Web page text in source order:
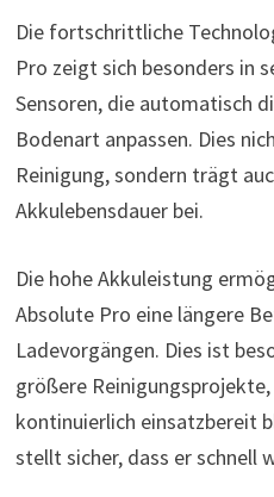
Die fortschrittliche
Pro zeigt sich besonders in
Sensoren, die automatisch
Bodenart anpassen. Dies
Reinigung, sondern trägt
Akkulebensdauer bei.
Die hohe Akkuleistung
Absolute Pro eine längere
Ladevorgängen. Dies ist
größere
kontinuierlich einsatzbereit
stellt sicher, dass er schnell